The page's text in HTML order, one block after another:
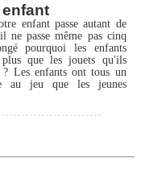
enfant passe autant de
ne passe même pas cinq
pourquoi les enfants
plus que les jouets qu'ils
? Les enfants ont tous un
au jeu que les jeunes